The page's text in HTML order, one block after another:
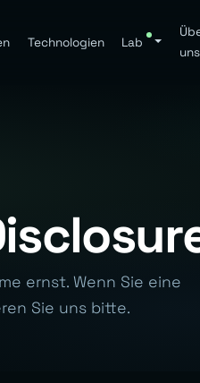
Technologien Lab
uns
ernst. Wenn Sie eine
Sie uns bitte.